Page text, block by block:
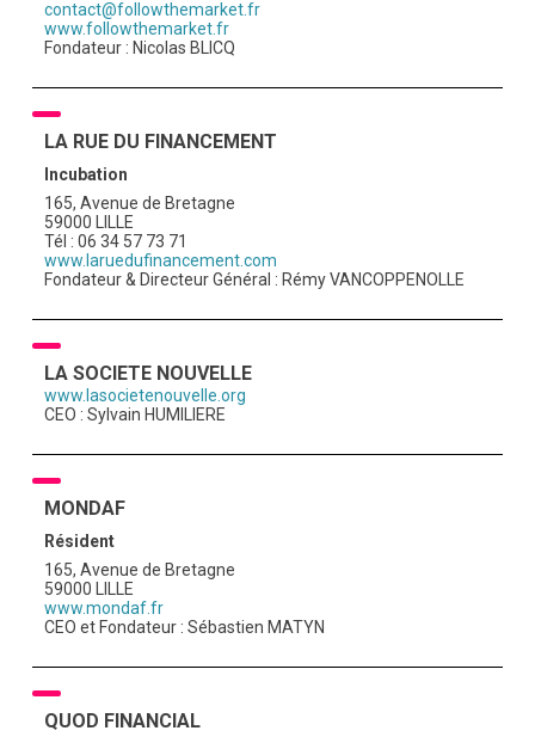
contact@followthemarket.fr
www.followthemarket.fr
Fondateur : Nicolas BLICQ
LA RUE DU FINANCEMENT
Incubation
165, Avenue de Bretagne
59000 LILLE
Tél : 06 34 57 73 71
www.laruedufinancement.com
Fondateur & Directeur Général : Rémy VANCOPPENOLLE
LA SOCIETE NOUVELLE
www.lasocietenouvelle.org
CEO : Sylvain HUMILIERE
MONDAF
Résident
165, Avenue de Bretagne
59000 LILLE
www.mondaf.fr
CEO et Fondateur : Sébastien MATYN
QUOD FINANCIAL